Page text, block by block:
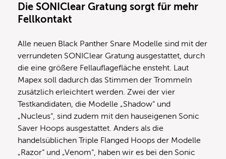
Die SONIClear Gratung sorgt für mehr
Fellkontakt
Alle neuen Black Panther Snare Modelle sind mit der
verrundeten SONIClear Gratung ausgestattet, durch
die eine größere Fellauflagefläche ensteht. Laut
Mapex soll dadurch das Stimmen der Trommeln
zusätzlich erleichtert werden. Zwei der vier
Testkandidaten, die Modelle „Shadow“ und
„Nucleus“, sind zudem mit den hauseigenen Sonic
Saver Hoops ausgestattet. Anders als die
handelsüblichen Triple Flanged Hoops der Modelle
„Razor“ und „Venom“, haben wir es bei den Sonic